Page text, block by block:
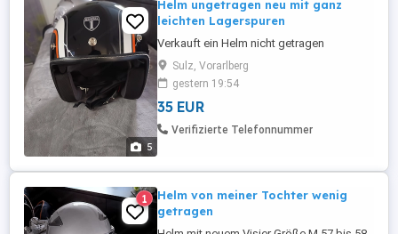
5
Helm ungetragen neu mit ganz
leichten Lagerspuren
Verkauft ein Helm nicht getragen
Sulz, Vorarlberg
gestern 19:54
35 EUR
Verifizierte Telefonnummer
1
Helm von meiner Tochter wenig
getragen